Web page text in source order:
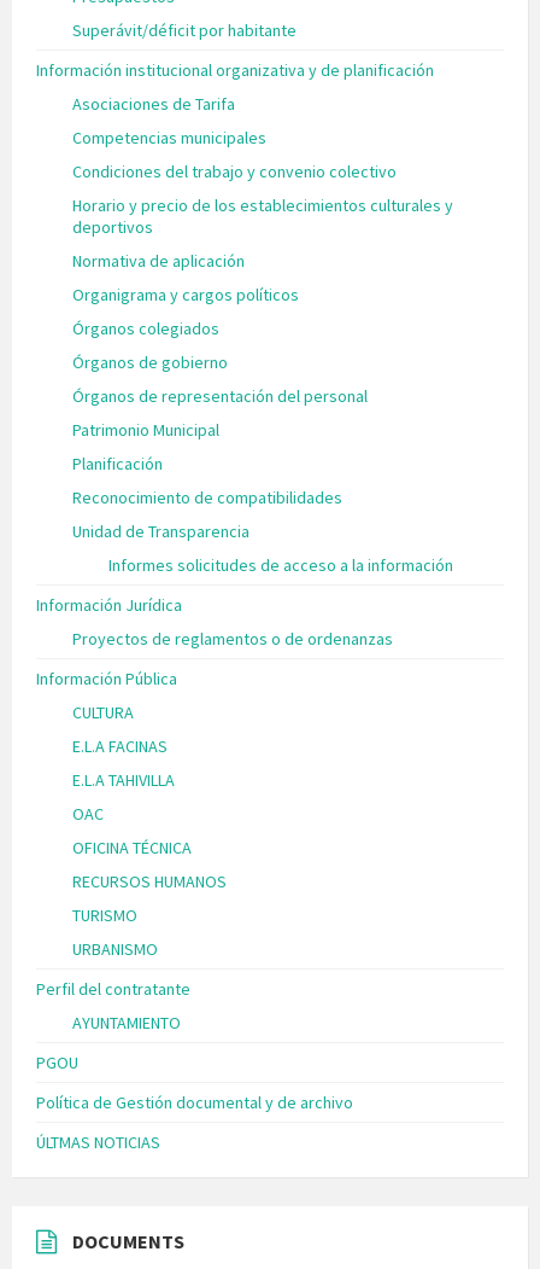
Superávit/déficit por habitante
Información institucional organizativa y de planificación
Asociaciones de Tarifa
Competencias municipales
Condiciones del trabajo y convenio colectivo
Horario y precio de los establecimientos culturales y
deportivos
Normativa de aplicación
Organigrama y cargos políticos
Órganos colegiados
Órganos de gobierno
Órganos de representación del personal
Patrimonio Municipal
Planificación
Reconocimiento de compatibilidades
Unidad de Transparencia
Informes solicitudes de acceso a la información
Información Jurídica
Proyectos de reglamentos o de ordenanzas
Información Pública
CULTURA
E.L.A FACINAS
E.L.A TAHIVILLA
OAC
OFICINA TÉCNICA
RECURSOS HUMANOS
TURISMO
URBANISMO
Perfil del contratante
AYUNTAMIENTO
PGOU
Política de Gestión documental y de archivo
ÚLTMAS NOTICIAS
DOCUMENTS